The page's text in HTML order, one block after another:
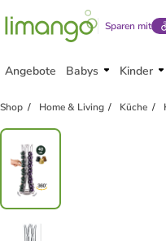
Sparen mit
Angebote Babys Kinder
Shop Home & Living Küche